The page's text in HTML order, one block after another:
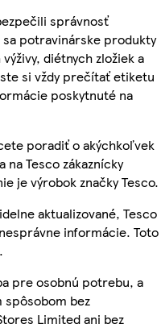
správnosť
potravinárske produkty
diétnych zložiek a
si vždy prečítať etiketu
poskytnuté na
poradiť o akýchkoľvek
Tesco zákaznícky
je výrobok značky Tesco.
aktualizované, Tesco
informácie. Toto
pre osobnú potrebu, a
spôsobom bez
Limited ani bez